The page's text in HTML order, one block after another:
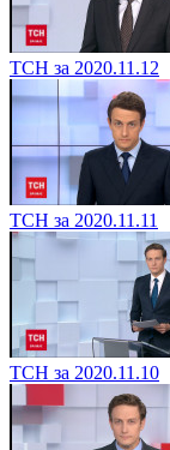
ТСН за 2020.11.12
ТСН за 2020.11.11
ТСН за 2020.11.10